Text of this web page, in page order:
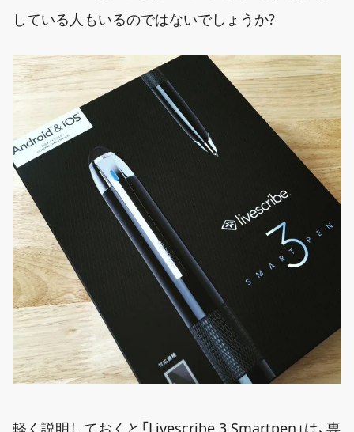
している人もいるのではないでしょうか?